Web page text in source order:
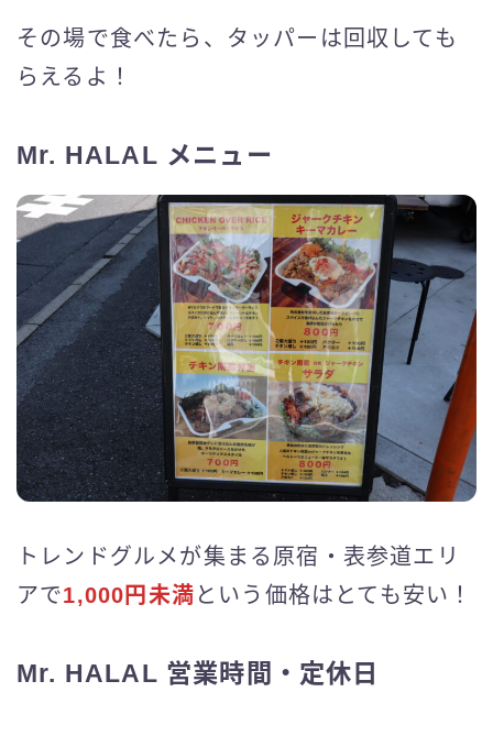
その場で食べたら、タッパーは回収しても
らえるよ！
Mr. HALAL メニュー
トレンドグルメが集まる原宿・表参道エリ
アで1,000円未満 という価格はとても安い！
Mr. HALAL 営業時間・定休日